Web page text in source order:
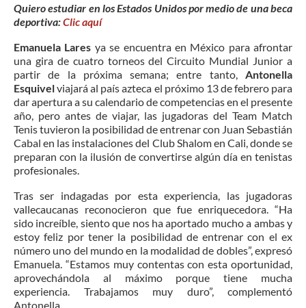
Quiero estudiar en los Estados Unidos por medio de una beca
deportiva:Clic aquí
Emanuela Lares ya se encuentra en México para afrontar
una gira de cuatro torneos del Circuito Mundial Junior a
partir de la próxima semana; entre tanto, Antonella
Esquivelviajará al país azteca el próximo 13 de febrero para
dar apertura a su calendario de competencias en el presente
año, pero antes de viajar, las jugadoras del Team Match
Tenis tuvieron la posibilidad de entrenar con Juan Sebastián
Cabal en las instalaciones del Club Shalom en Cali, donde se
preparan con la ilusión de convertirse algún día en tenistas
profesionales.
Tras ser indagadas por esta experiencia, las jugadoras
vallecaucanas reconocieron que fue enriquecedora. “Ha
sido increíble, siento que nos ha aportado mucho a ambas y
estoy feliz por tener la posibilidad de entrenar con el ex
número uno del mundo en la modalidad de dobles”, expresó
Emanuela. “Estamos muy contentas con esta oportunidad,
aprovechándola al máximo porque tiene mucha
experiencia. Trabajamos muy duro”, complementó
Antonella.